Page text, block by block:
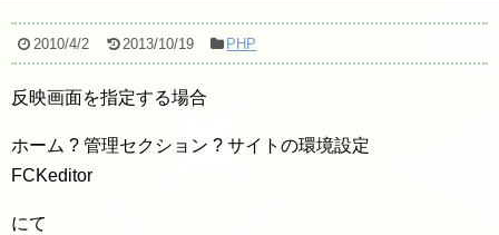
2010/4/2 2013/10/19 PHP
反映画面を指定する場合
ホーム ? 管理セクション ? サイトの環境設定
FCKeditor
にて